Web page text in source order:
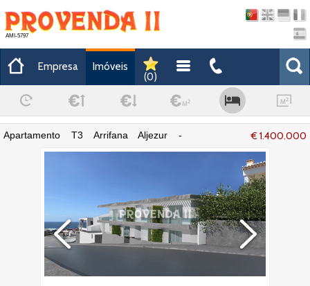
AMI-5797
Empresa
Imóveis
(0)
€ 1.400.000
Apartamento T3 Arrifana Aljezur -